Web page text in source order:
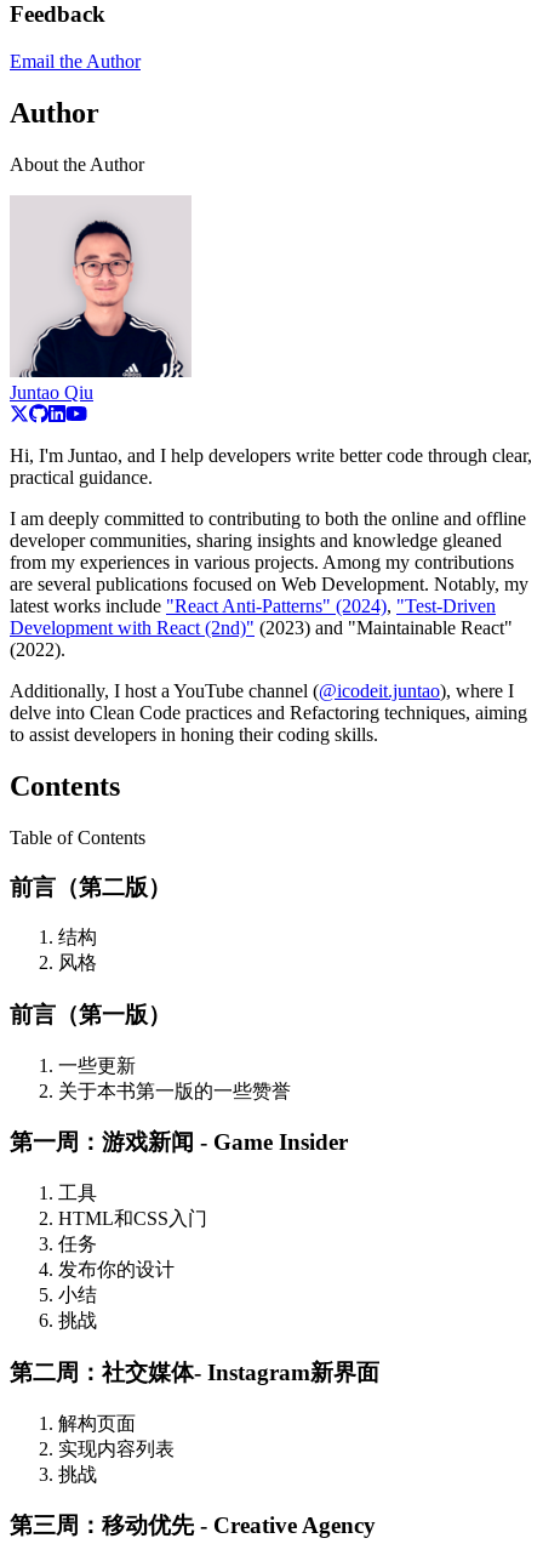
Feedback
Email the Author
Author
About the Author
Juntao Qiu
Hi, I'm Juntao, and I help developers write better code through clear,
practical guidance.
I am deeply committed to contributing to both the online and offline
developer communities, sharing insights and knowledge gleaned
from my experiences in various projects. Among my contributions
are several publications focused on Web Development. Notably, my
latest works include "React Anti-Patterns" (2024), "Test-Driven
Development with React (2nd)" (2023) and "Maintainable React"
(2022).
Additionally, I host a YouTube channel (@icodeit.juntao), where I
delve into Clean Code practices and Refactoring techniques, aiming
to assist developers in honing their coding skills.
Contents
Table of Contents
前言（第二版）
结构
风格
前言（第一版）
一些更新
关于本书第一版的一些赞誉
第一周：游戏新闻 - Game Insider
工具
HTML和CSS入门
任务
发布你的设计
小结
挑战
第二周：社交媒体- Instagram新界面
解构页面
实现内容列表
挑战
第三周：移动优先 - Creative Agency